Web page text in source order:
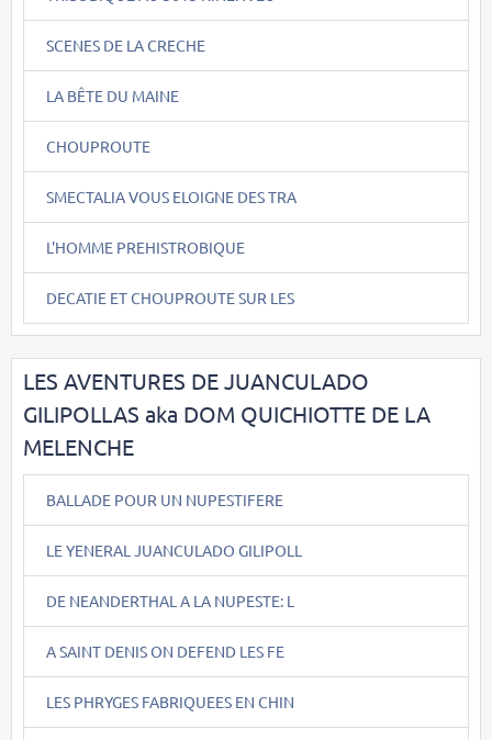
SCENES DE LA CRECHE
LA BÊTE DU MAINE
CHOUPROUTE
SMECTALIA VOUS ELOIGNE DES TRA
L'HOMME PREHISTROBIQUE
DECATIE ET CHOUPROUTE SUR LES
LES AVENTURES DE JUANCULADO
GILIPOLLAS aka DOM QUICHIOTTE DE LA
MELENCHE
BALLADE POUR UN NUPESTIFERE
LE YENERAL JUANCULADO GILIPOLL
DE NEANDERTHAL A LA NUPESTE: L
A SAINT DENIS ON DEFEND LES FE
LES PHRYGES FABRIQUEES EN CHIN